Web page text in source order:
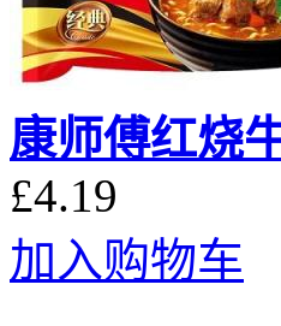
康师傅红烧
£4.19
加入购物车